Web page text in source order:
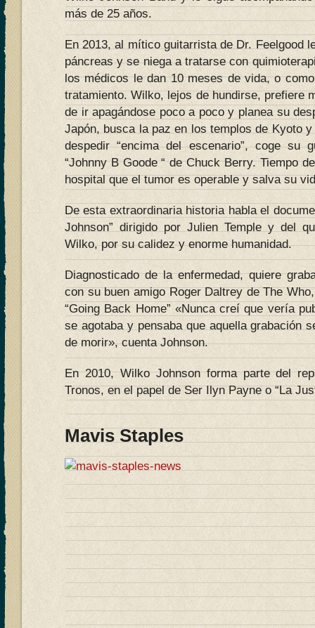
más de 25 años.
En 2013, al mítico guitarrista de Dr. Feelgood
páncreas y se niega a tratarse con
los médicos le dan 10 meses de vida, o
tratamiento. Wilko, lejos de hundirse, prefiere
de ir apagándose poco a poco y planea su
Japón, busca la paz en los templos de Kyoto
despedir “encima del escenario”, coge su
“Johnny B Goode “ de Chuck Berry. Tiempo
hospital que el tumor es operable y salva su
De esta extraordinaria historia habla el
Johnson” dirigido por Julien Temple y del
Wilko, por su calidez y enorme humanidad.
Diagnosticado de la enfermedad, quiere
con su buen amigo Roger Daltrey de The
“Going Back Home” «Nunca creí que vería
se agotaba y pensaba que aquella grabación
de morir», cuenta Johnson.
En 2010, Wilko Johnson forma parte del
Tronos, en el papel de Ser Ilyn Payne o “La
Mavis Staples